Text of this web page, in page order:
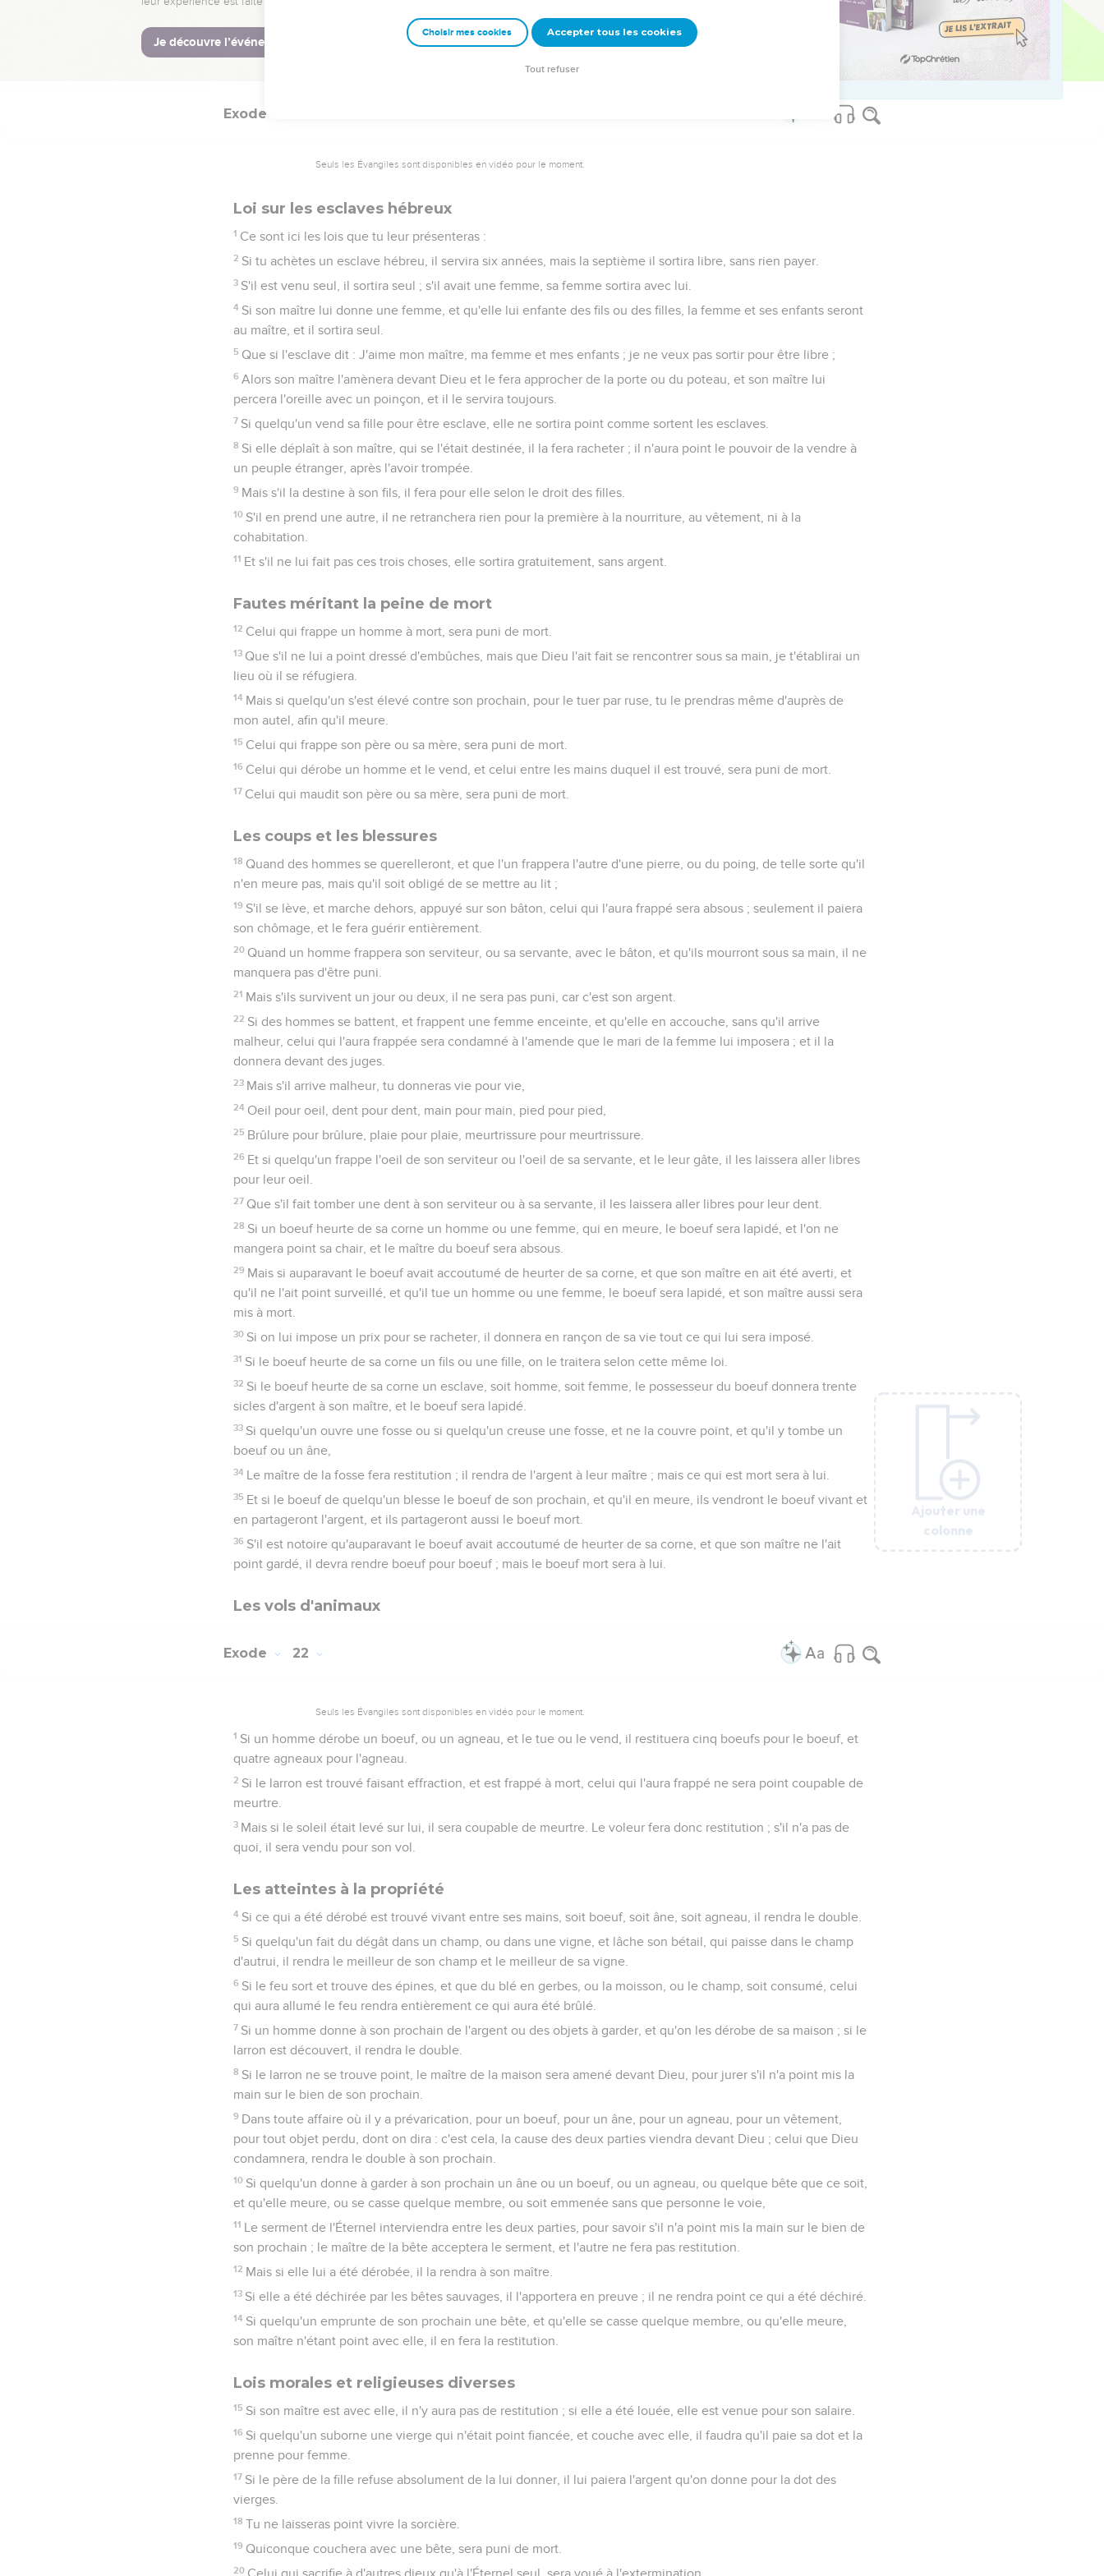
Que si tu me fais un autel de pierres, tu ne les emploieras point taillées ; car si tu levais sur elles ton fer, tu
les souillerais.
Et tu ne monteras point à mon autel par des degrés, afin que ta nudité n'y soit pas découverte.
Ajouter une
colonne
Exode
Seuls les Évangiles sont disponibles en vidéo pour le moment.
Loi sur les esclaves hébreux
1 Ce sont ici les lois que tu leur présenteras :
2 Si tu achètes un esclave hébreu, il servira six années, mais la septième il sortira libre, sans rien payer.
3 S'il est venu seul, il sortira seul ; s'il avait une femme, sa femme sortira avec lui.
4 Si son maître lui donne une femme, et qu'elle lui enfante des fils ou des filles, la femme et ses enfants seront
au maître, et il sortira seul.
5 Que si l'esclave dit : J'aime mon maître, ma femme et mes enfants ; je ne veux pas sortir pour être libre ;
6 Alors son maître l'amènera devant Dieu et le fera approcher de la porte ou du poteau, et son maître lui
percera l'oreille avec un poinçon, et il le servira toujours.
7 Si quelqu'un vend sa fille pour être esclave, elle ne sortira point comme sortent les esclaves.
8 Si elle déplaît à son maître, qui se l'était destinée, il la fera racheter ; il n'aura point le pouvoir de la vendre à
un peuple étranger, après l'avoir trompée.
9 Mais s'il la destine à son fils, il fera pour elle selon le droit des filles.
10 S'il en prend une autre, il ne retranchera rien pour la première à la nourriture, au vêtement, ni à la
cohabitation.
11 Et s'il ne lui fait pas ces trois choses, elle sortira gratuitement, sans argent.
Fautes méritant la peine de mort
12 Celui qui frappe un homme à mort, sera puni de mort.
13 Que s'il ne lui a point dressé d'embûches, mais que Dieu l'ait fait se rencontrer sous sa main, je t'établirai un
lieu où il se réfugiera.
14 Mais si quelqu'un s'est élevé contre son prochain, pour le tuer par ruse, tu le prendras même d'auprès de
mon autel, afin qu'il meure.
15 Celui qui frappe son père ou sa mère, sera puni de mort.
16 Celui qui dérobe un homme et le vend, et celui entre les mains duquel il est trouvé, sera puni de mort.
17 Celui qui maudit son père ou sa mère, sera puni de mort.
Les coups et les blessures
18 Quand des hommes se querelleront, et que l'un frappera l'autre d'une pierre, ou du poing, de telle sorte qu'il
n'en meure pas, mais qu'il soit obligé de se mettre au lit ;
19 S'il se lève, et marche dehors, appuyé sur son bâton, celui qui l'aura frappé sera absous ; seulement il paiera
son chômage, et le fera guérir entièrement.
20 Quand un homme frappera son serviteur, ou sa servante, avec le bâton, et qu'ils mourront sous sa main, il ne
manquera pas d'être puni.
21 Mais s'ils survivent un jour ou deux, il ne sera pas puni, car c'est son argent.
22 Si des hommes se battent, et frappent une femme enceinte, et qu'elle en accouche, sans qu'il arrive
malheur, celui qui l'aura frappée sera condamné à l'amende que le mari de la femme lui imposera ; et il la
donnera devant des juges.
23 Mais s'il arrive malheur, tu donneras vie pour vie,
24 Oeil pour oeil, dent pour dent, main pour main, pied pour pied,
25 Brûlure pour brûlure, plaie pour plaie, meurtrissure pour meurtrissure.
26 Et si quelqu'un frappe l'oeil de son serviteur ou l'oeil de sa servante, et le leur gâte, il les laissera aller libres
pour leur oeil.
27 Que s'il fait tomber une dent à son serviteur ou à sa servante, il les laissera aller libres pour leur dent.
28 Si un boeuf heurte de sa corne un homme ou une femme, qui en meure, le boeuf sera lapidé, et l'on ne
mangera point sa chair, et le maître du boeuf sera absous.
29 Mais si auparavant le boeuf avait accoutumé de heurter de sa corne, et que son maître en ait été averti, et
qu'il ne l'ait point surveillé, et qu'il tue un homme ou une femme, le boeuf sera lapidé, et son maître aussi sera
mis à mort.
30 Si on lui impose un prix pour se racheter, il donnera en rançon de sa vie tout ce qui lui sera imposé.
31 Si le boeuf heurte de sa corne un fils ou une fille, on le traitera selon cette même loi.
32 Si le boeuf heurte de sa corne un esclave, soit homme, soit femme, le possesseur du boeuf donnera trente
sicles d'argent à son maître, et le boeuf sera lapidé.
33 Si quelqu'un ouvre une fosse ou si quelqu'un creuse une fosse, et ne la couvre point, et qu'il y tombe un
boeuf ou un âne,
34 Le maître de la fosse fera restitution ; il rendra de l'argent à leur maître ; mais ce qui est mort sera à lui.
35 Et si le boeuf de quelqu'un blesse le boeuf de son prochain, et qu'il en meure, ils vendront le boeuf vivant et
en partageront l'argent, et ils partageront aussi le boeuf mort.
36 S'il est notoire qu'auparavant le boeuf avait accoutumé de heurter de sa corne, et que son maître ne l'ait
point gardé, il devra rendre boeuf pour boeuf ; mais le boeuf mort sera à lui.
Les vols d'animaux
Ajouter une
colonne
Exode 22
Seuls les Évangiles sont disponibles en vidéo pour le moment.
1 Si un homme dérobe un boeuf, ou un agneau, et le tue ou le vend, il restituera cinq boeufs pour le boeuf, et
quatre agneaux pour l'agneau.
2 Si le larron est trouvé faisant effraction, et est frappé à mort, celui qui l'aura frappé ne sera point coupable de
meurtre.
3 Mais si le soleil était levé sur lui, il sera coupable de meurtre. Le voleur fera donc restitution ; s'il n'a pas de
quoi, il sera vendu pour son vol.
Les atteintes à la propriété
4 Si ce qui a été dérobé est trouvé vivant entre ses mains, soit boeuf, soit âne, soit agneau, il rendra le double.
5 Si quelqu'un fait du dégât dans un champ, ou dans une vigne, et lâche son bétail, qui paisse dans le champ
d'autrui, il rendra le meilleur de son champ et le meilleur de sa vigne.
6 Si le feu sort et trouve des épines, et que du blé en gerbes, ou la moisson, ou le champ, soit consumé, celui
qui aura allumé le feu rendra entièrement ce qui aura été brûlé.
7 Si un homme donne à son prochain de l'argent ou des objets à garder, et qu'on les dérobe de sa maison ; si le
larron est découvert, il rendra le double.
8 Si le larron ne se trouve point, le maître de la maison sera amené devant Dieu, pour jurer s'il n'a point mis la
main sur le bien de son prochain.
9 Dans toute affaire où il y a prévarication, pour un boeuf, pour un âne, pour un agneau, pour un vêtement,
pour tout objet perdu, dont on dira : c'est cela, la cause des deux parties viendra devant Dieu ; celui que Dieu
condamnera, rendra le double à son prochain.
10 Si quelqu'un donne à garder à son prochain un âne ou un boeuf, ou un agneau, ou quelque bête que ce soit,
et qu'elle meure, ou se casse quelque membre, ou soit emmenée sans que personne le voie,
11 Le serment de l'Éternel interviendra entre les deux parties, pour savoir s'il n'a point mis la main sur le bien de
son prochain ; le maître de la bête acceptera le serment, et l'autre ne fera pas restitution.
12 Mais si elle lui a été dérobée, il la rendra à son maître.
13 Si elle a été déchirée par les bêtes sauvages, il l'apportera en preuve ; il ne rendra point ce qui a été déchiré.
14 Si quelqu'un emprunte de son prochain une bête, et qu'elle se casse quelque membre, ou qu'elle meure,
son maître n'étant point avec elle, il en fera la restitution.
Lois morales et religieuses diverses
15 Si son maître est avec elle, il n'y aura pas de restitution ; si elle a été louée, elle est venue pour son salaire.
16 Si quelqu'un suborne une vierge qui n'était point fiancée, et couche avec elle, il faudra qu'il paie sa dot et la
prenne pour femme.
17 Si le père de la fille refuse absolument de la lui donner, il lui paiera l'argent qu'on donne pour la dot des
vierges.
18 Tu ne laisseras point vivre la sorcière.
19 Quiconque couchera avec une bête, sera puni de mort.
20 Celui qui sacrifie à d'autres dieux qu'à l'Éternel seul, sera voué à l'extermination.
Ajouter une
colonne
Ajouter une
colonne
Ajouter une
colonne
Ajouter une
colonne
Choisir mes cookies Accepter tous les cookies
Tout refuser